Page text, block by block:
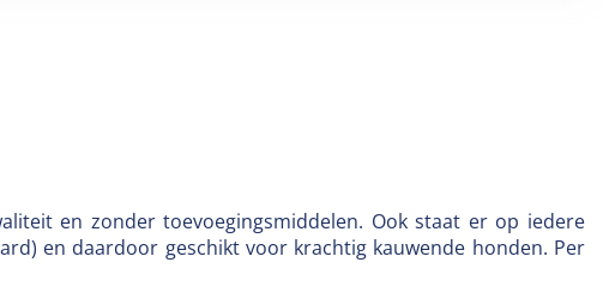
en zonder toevoegingsmiddelen. Ook staat er op iedere
en daardoor geschikt voor krachtig kauwende honden. Per